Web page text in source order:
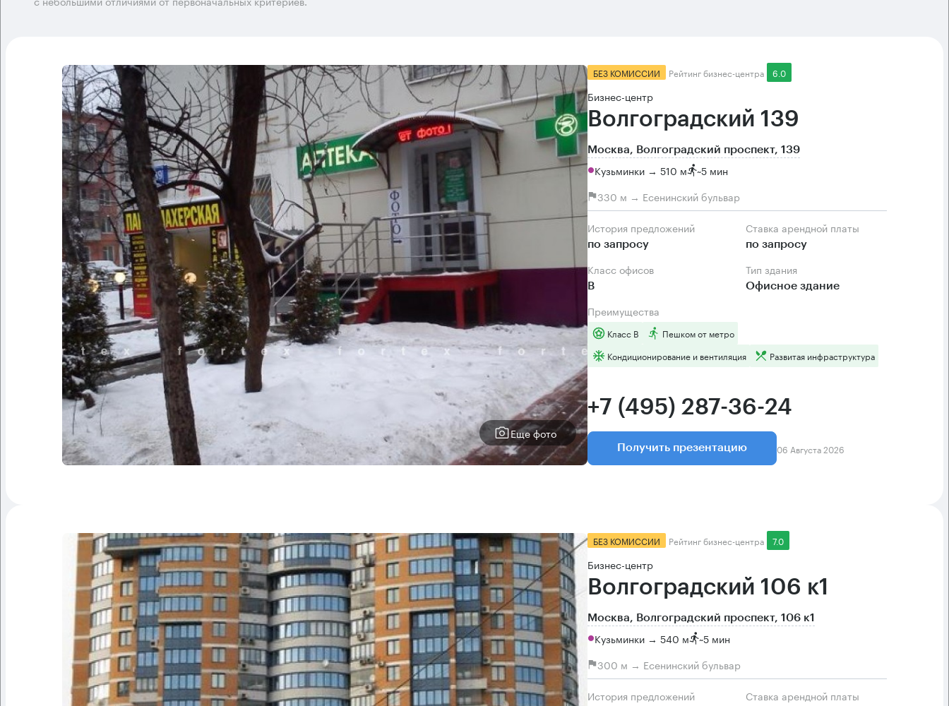
Еще фото
БЕЗ КОМИССИИ Рейтинг бизнес-центра 6.0
Бизнес-центр
Волгоградский 139
Москва, Волгоградский проспект, 139
Кузьминки → 510 м ~5 мин
330 м → Есенинский бульвар
История предложений
по запросу
Ставка арендной платы
по запросу
Класс офисов
B
Тип здания
Офисное здание
Преимущества
Класс B
Пешком от метро
Кондиционирование и вентиляция
Развитая инфраструктура
+7 (495) 287-36-24
Получить презентацию 06 Августа 2026
БЕЗ КОМИССИИ Рейтинг бизнес-центра 7.0
Бизнес-центр
Волгоградский 106 к1
Москва, Волгоградский проспект, 106 к1
Кузьминки → 540 м ~5 мин
300 м → Есенинский бульвар
История предложений Ставка арендной платы